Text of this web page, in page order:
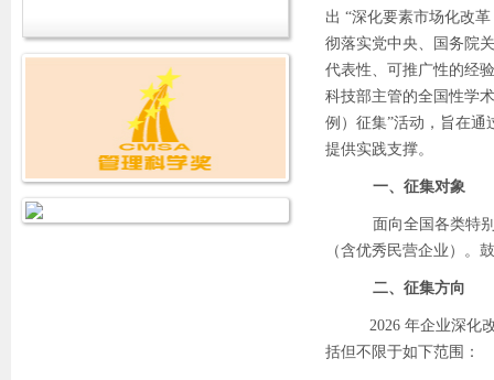
出 “深化要素市场化改
彻落实党中央、国务院
代表性、可推广性的经
科技部主管的全国性学
例）征集”活动，旨在
提供实践支撑。
一、征集对象
面向全国各类特
（含优秀民营企业）。
二、征集方向
2026 年企业深化
括但不限于如下范围：